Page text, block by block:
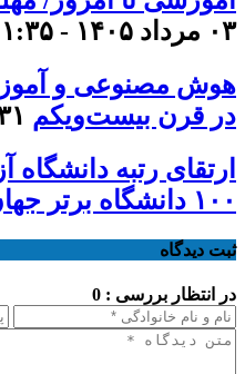
۰۳ مرداد ۱۴۰۵ - ۱۱:۳۵
هوش مصنوعی و
در قرن بیست‌ویکم ۳۱ تیر ۱۴۰۵ -
ارتقای رتبه دانشگاه
۱۰۰ دانشگاه برتر جهان
ثبت دیدگاه
در انتظار بررسی : 0